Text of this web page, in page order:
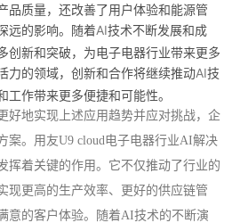
品质量，还改善了用户体验和能源管
远的影响。随着AI技术不断发展和成
创新和突破，为电子电器行业带来更多
力的领域，创新和合作将继续推动AI技
作带来更多便捷和可能性。
好地实现上述应用趋势并应对挑战，企
案。用友U9 cloud电子电器行业AI解决
挥着关键的作用。它不仅推动了行业的
现更高的生产效率、更好的供应链管
意的客户体验。随着AI技术的不断演